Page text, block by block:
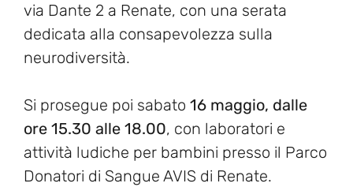
via Dante 2 a Renate, con una serata
dedicata alla consapevolezza sulla
neurodiversità.
Si prosegue poi sabato 16 maggio, dalle
ore 15.30 alle 18.00, con laboratori e
attività ludiche per bambini presso il Parco
Donatori di Sangue AVIS di Renate.